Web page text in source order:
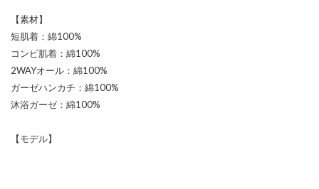
【素材】
短肌着：綿100%
コンビ肌着：綿100%
2WAYオール：綿100%
ガーゼハンカチ：綿100%
沐浴ガーゼ：綿100%
【モデル】